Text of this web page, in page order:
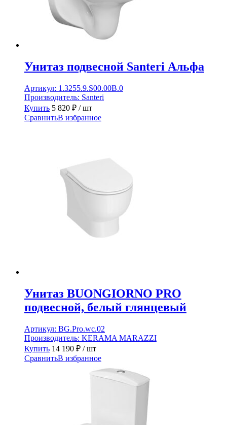
Унитаз подвесной Santeri Альфа
Артикул: 1.3255.9.S00.00B.0
Производитель: Santeri
Купить 5 820 ₽ / шт
СравнитьВ избранное
Унитаз BUONGIORNO PRO
подвесной, белый глянцевый
Артикул: BG.Pro.wc.02
Производитель: KERAMA MARAZZI
Купить 14 190 ₽ / шт
СравнитьВ избранное